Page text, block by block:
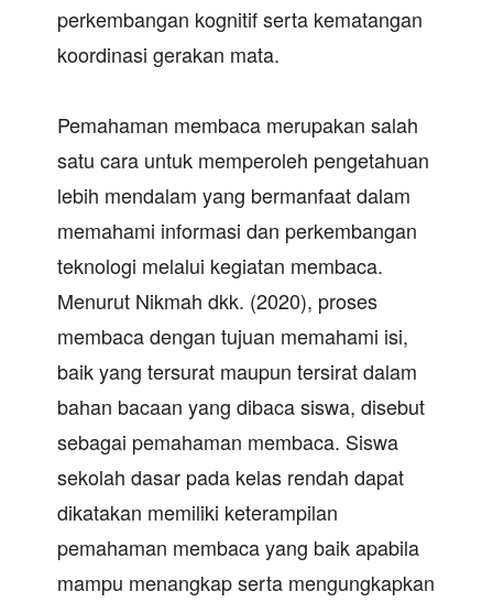
perkembangan kognitif serta kematangan
koordinasi gerakan mata.
Pemahaman membaca merupakan salah
satu cara untuk memperoleh pengetahuan
lebih mendalam yang bermanfaat dalam
memahami informasi dan perkembangan
teknologi melalui kegiatan membaca.
Menurut Nikmah dkk. (2020), proses
membaca dengan tujuan memahami isi,
baik yang tersurat maupun tersirat dalam
bahan bacaan yang dibaca siswa, disebut
sebagai pemahaman membaca. Siswa
sekolah dasar pada kelas rendah dapat
dikatakan memiliki keterampilan
pemahaman membaca yang baik apabila
mampu menangkap serta mengungkapkan